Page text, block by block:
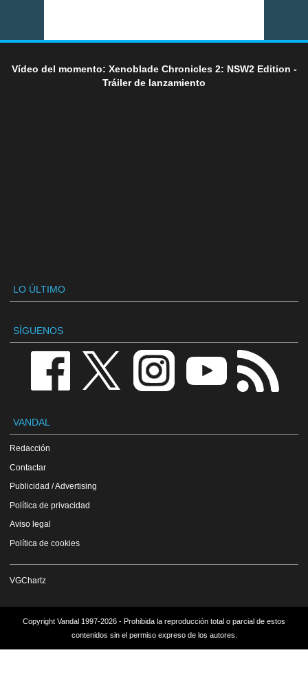
Vídeo del momento: Xenoblade Chronicles 2: NSW2 Edition -
Tráiler de lanzamiento
LO ÚLTIMO
SÍGUENOS
VANDAL
Redacción
Contactar
Publicidad / Advertising
Política de privacidad
Aviso legal
Política de cookies
VGChartz
Copyright Vandal 1997-2026 - Prohibida la reproducción total o parcial de estos
contenidos sin el permiso expreso de los autores.